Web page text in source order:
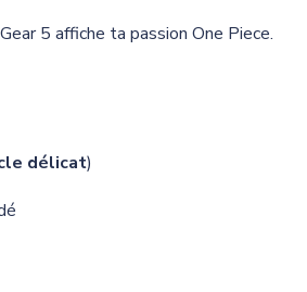
5 affiche ta passion One Piece.
délicat)